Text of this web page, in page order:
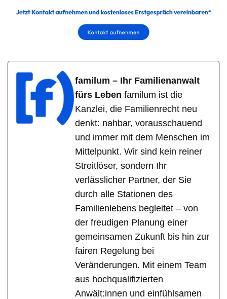
familum – Ihr Familienanwalt
fürs Leben familum ist die
Kanzlei, die Familienrecht neu
denkt: nahbar, vorausschauend
und immer mit dem Menschen im
Mittelpunkt. Wir sind kein reiner
Streitlöser, sondern Ihr
verlässlicher Partner, der Sie
durch alle Stationen des
Familienlebens begleitet – von
der freudigen Planung einer
gemeinsamen Zukunft bis hin zur
fairen Regelung bei
Veränderungen. Mit einem Team
aus hochqualifizierten
Anwält:innen und einfühlsamen